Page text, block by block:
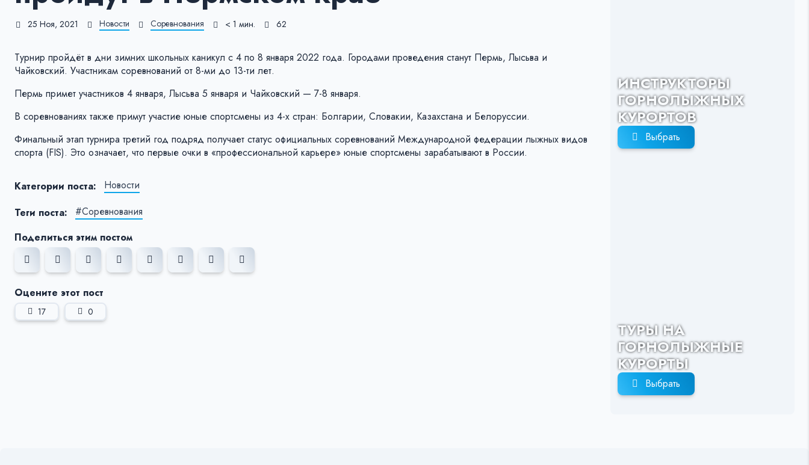
25 Ноя, 2021 Новости Соревнования < 1 мин. 62
Турнир пройдёт в дни зимних школьных каникул с 4 по 8 января 2022 года. Городами проведения станут Пермь, Лысьва и
Чайковский. Участникам соревнований от 8-ми до 13-ти лет.
Пермь примет участников 4 января, Лысьва 5 января и Чайковский — 7-8 января.
В соревнованиях также примут участие юные спортсмены из 4-х стран: Болгарии, Словакии, Казахстана и Белоруссии.
Финальный этап турнира третий год подряд получает статус официальных соревнований Международной федерации лыжных видов
спорта (FIS). Это означает, что первые очки в «профессиональной карьере» юные спортсмены зарабатывают в России.
Категории поста:
Новости
Теги поста:
#Соревнования
Поделиться этим постом
Оцените этот пост
17 0
ИНСТРУКТОРЫ
ГОРНОЛЫЖНЫХ
КУРОРТОВ
Выбрать
ТУРЫ НА
ГОРНОЛЫЖНЫЕ
КУРОРТЫ
Выбрать